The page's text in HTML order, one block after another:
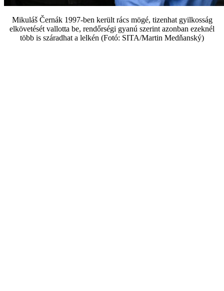
Mikuláš Černák 1997-ben került rács mögé, tizenhat gyilkosság
elkövetését vallotta be, rendőrségi gyanú szerint azonban ezeknél
több is száradhat a lelkén (Fotó: SITA/Martin Medňanský)